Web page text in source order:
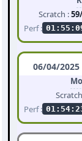
Scratch :
Perf :
06/04/2025
Perf :